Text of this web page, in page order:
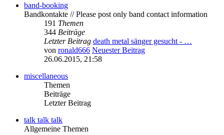
band-booking
Bandkontakte // Please post only band contact information
191 Themen
344 Beiträge
Letzter Beitrag death metal sänger gesucht - …
von ronald666 Neuester Beitrag
26.06.2015, 21:58
miscellaneous
Themen
Beiträge
Letzter Beitrag
talk talk talk
Allgemeine Themen